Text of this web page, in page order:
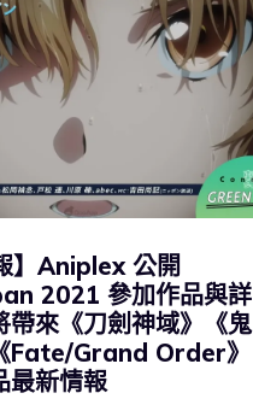
】Aniplex 公開
2021 參加作品與詳
來《刀劍神域》《鬼
Fate/Grand Order》
最新情報